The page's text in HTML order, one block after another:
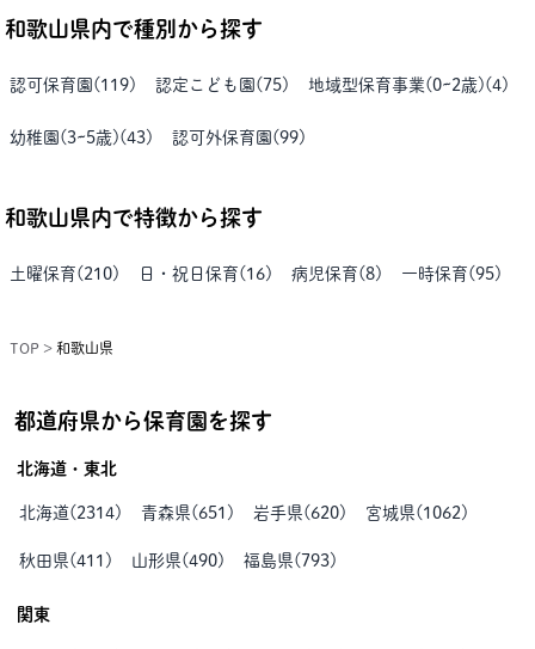
和歌山県内で種別から探す
認可保育園 ( 119) 認定こども園 ( 75) 地域型保育事業(0~2歳)(4)
幼稚園(3~5歳)(43) 認可外保育園 (99)
和歌山県内で特徴から探す
土曜保育( 210) 日・祝日保育( 16) 病児保育(8) 一時保育(95)
TOP > 和歌山県
都道府県から保育園を探す
北海道・東北
北海道( 2314) 青森県( 651 ) 岩手県( 620) 宮城県( 1062 )
秋田県(411 ) 山形県(490) 福島県( 793)
関東